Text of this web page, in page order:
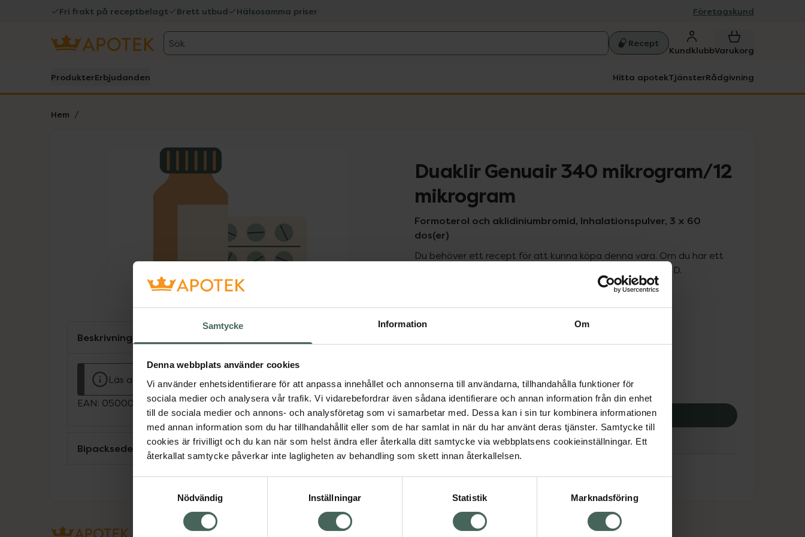
Samtycke Information Om
Denna webbplats använder cookies
Vi använder enhetsidentifierare för att anpassa innehållet och annonserna till användarna, tillhandahålla funktioner för
sociala medier och analysera vår trafik. Vi vidarebefordrar även sådana identifierare och annan information från din enhet
till de sociala medier och annons- och analysföretag som vi samarbetar med. Dessa kan i sin tur kombinera informationen
med annan information som du har tillhandahållit eller som de har samlat in när du har använt deras tjänster. Samtycke till
cookies är frivilligt och du kan när som helst ändra eller återkalla ditt samtycke via webbplatsens cookieinställningar. Ett
återkallat samtycke påverkar inte lagligheten av behandling som skett innan återkallelsen.
Nödvändig
Inställningar Statistik Marknadsföring
Fri frakt på receptbelagt Brett utbud Hälsosamma priser Företagskund
Sök Recept
KundklubbVarukorg
ProdukterErbjudanden Hitta apotekTjänsterRådgivning
Hem
Lista: . Innehåller 1 objekt.
Duaklir Genuair 340 mikrogram/12
mikrogram
Formoterol och aklidiniumbromid, Inhalationspulver, 3 x 60
dos(er)
Du behöver ett recept för att kunna köpa denna vara. Om du har ett
recept kan du handla genom att logga in med ditt bank-ID.
Pris med recept
Högkostnadsskyddet gäller
1479,56 kr
I apotek:1479,56 kr
Köp via ditt recept
Aktuella erbjudanden
Beskrivning
Läs alltid bipacksedeln innan användning.
EAN: 05000456008563
Bipacksedel från FASS Visa
Om recept och läkemedel